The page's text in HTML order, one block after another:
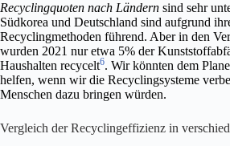
Recyclingquoten nach Ländern sind sehr
Südkorea und Deutschland sind aufgrund
Recyclingmethoden führend. Aber in den
wurden 2021 nur etwa 5% der
Haushalten recycelt6. Wir könnten dem
helfen, wenn wir die Recyclingsysteme
Menschen dazu bringen würden.
Vergleich der Recyclingeffizienz in